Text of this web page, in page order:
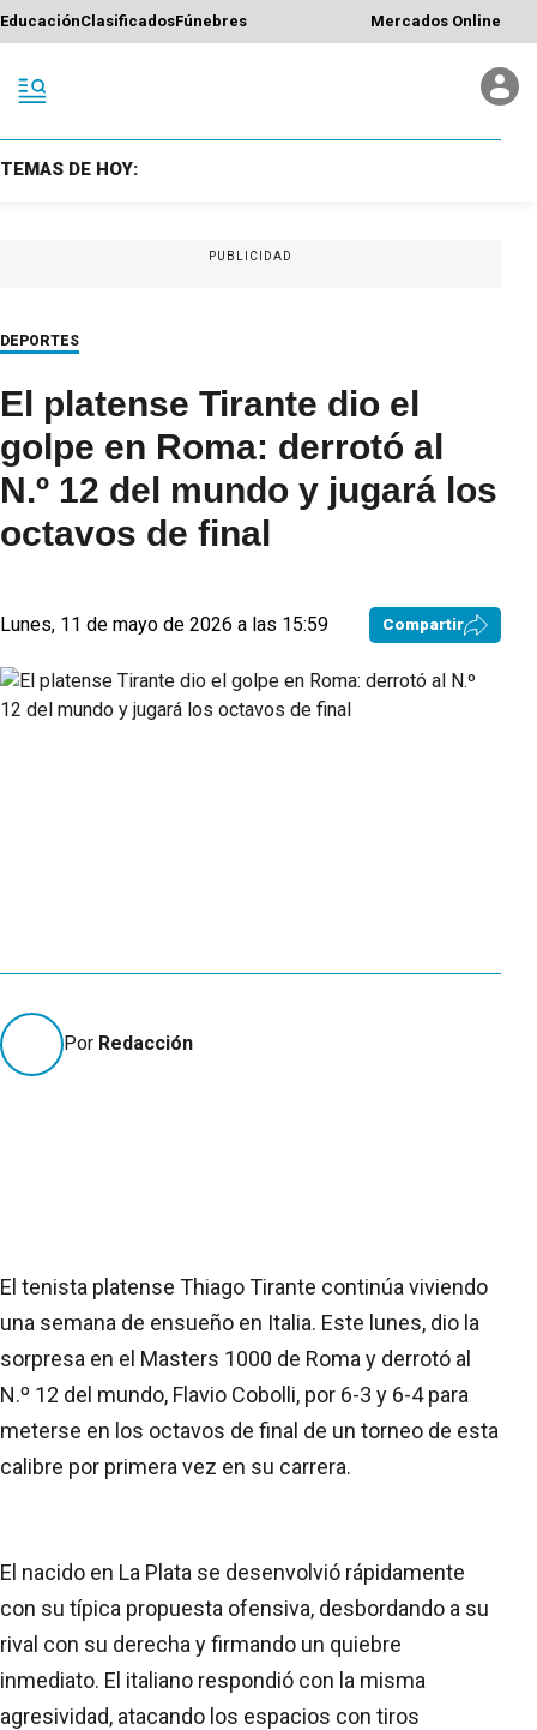
EducaciónClasificadosFúnebres Mercados Online
TEMAS DE HOY:
PUBLICIDAD
DEPORTES
El platense Tirante dio el
golpe en Roma: derrotó al
N.º 12 del mundo y jugará los
octavos de final
Lunes, 11 de mayo de 2026 a las 15:59 Compartir
Por Redacción
El tenista platense Thiago Tirante continúa viviendo
una semana de ensueño en Italia. Este lunes, dio la
sorpresa en el Masters 1000 de Roma y derrotó al
N.º 12 del mundo, Flavio Cobolli, por 6-3 y 6-4 para
meterse en los octavos de final de un torneo de esta
calibre por primera vez en su carrera.
El nacido en La Plata se desenvolvió rápidamente
con su típica propuesta ofensiva, desbordando a su
rival con su derecha y firmando un quiebre
inmediato. El italiano respondió con la misma
agresividad, atacando los espacios con tiros